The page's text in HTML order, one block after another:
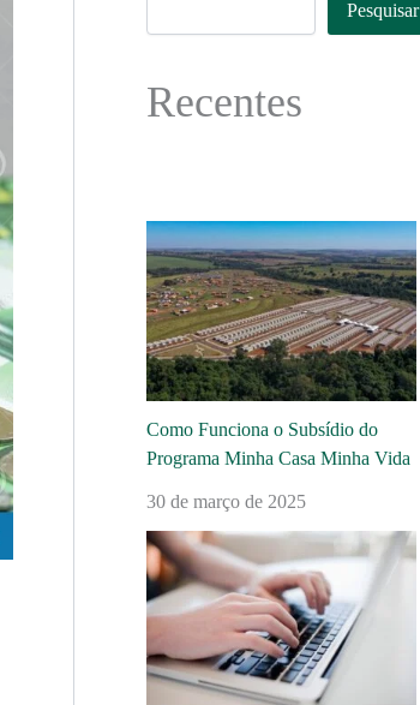
Pesquisar
Recentes
Como Funciona o Subsídio do
Programa Minha Casa Minha Vida
30 de março de 2025